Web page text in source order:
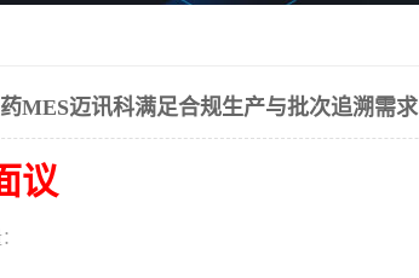
MES迈讯科满足合规生产与批次追溯需求
议